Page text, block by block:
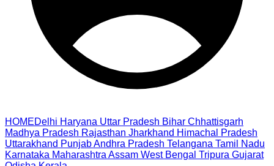
HOMEDelhi Haryana Uttar Pradesh Bihar Chhattisgarh
Madhya Pradesh Rajasthan Jharkhand Himachal Pradesh
Uttarakhand PunjabAndhra Pradesh Telangana Tamil Nadu
Karnataka Maharashtra Assam West Bengal Tripura Gujarat